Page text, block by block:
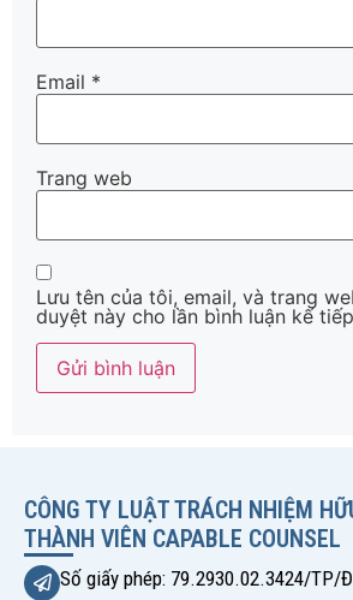
Email *
Trang web
Lưu tên của tôi, email, và trang
duyệt này cho lần bình luận kế
CÔNG TY LUẬT TRÁCH NHIỆM
THÀNH VIÊN CAPABLE COUNSEL
Số giấy phép: 79.2930.02.3424/TP/